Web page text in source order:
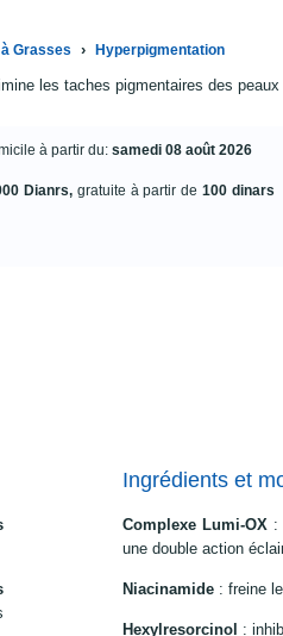
Grasses › Hyperpigmentation
les taches pigmentaires des
à partir du: samedi 08 août 2026
Dianrs, gratuite à partir de 100 dinars
Ingrédients et
Complexe Lumi-OX :
une double action
Niacinamide : freine
Hexylresorcinol :